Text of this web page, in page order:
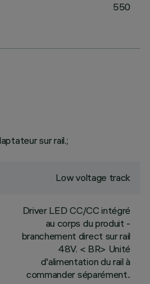
550
sur rail.;
Low voltage track
Driver LED CC/CC intégré
au corps du produit -
branchement direct sur rail
48V. < BR> Unité
d'alimentation du rail à
commander séparément..